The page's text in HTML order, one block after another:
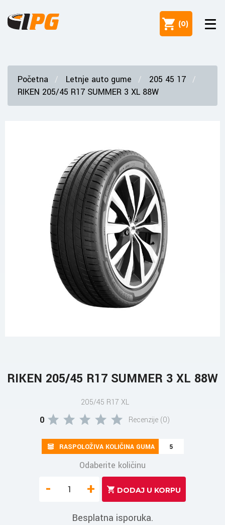
(0)
Početna Letnje auto gume
205 45 17
RIKEN 205/45 R17 SUMMER 3 XL 88W
RIKEN 205/45 R17 SUMMER 3 XL 88W
205/45 R17 XL
0 Recenzije (0)
RASPOLOŽIVA KOLIČINA GUMA 5
Odaberite količinu
- +
Besplatna isporuka.